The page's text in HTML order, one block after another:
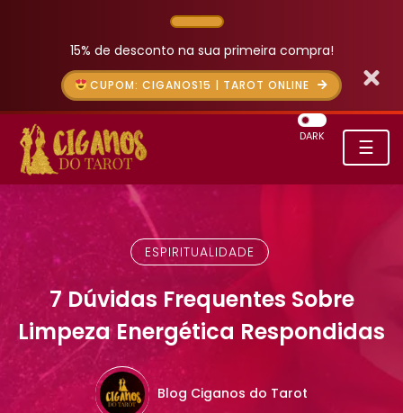
15% de desconto na sua primeira compra!
CUPOM: CIGANOS15 | TAROT ONLINE
☰
DARK
ESPIRITUALIDADE
7 Dúvidas Frequentes Sobre
Limpeza Energética Respondidas
Blog Ciganos do Tarot